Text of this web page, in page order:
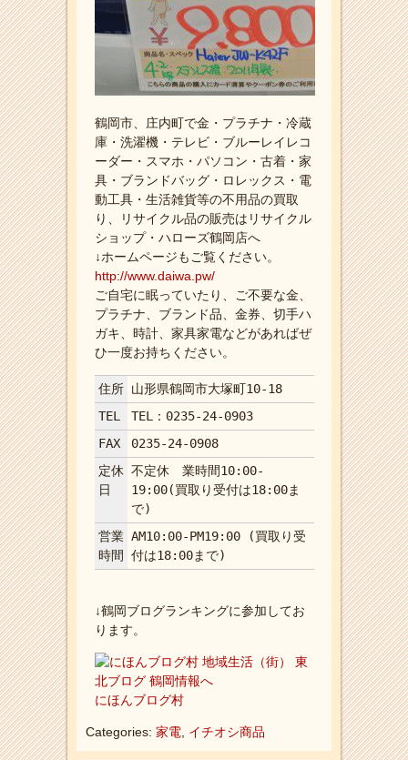
鶴岡市、庄内町で金・プラチナ・冷蔵
庫・洗濯機・テレビ・ブルーレイレコ
ーダー・スマホ・パソコン・古着・家
具・ブランドバッグ・ロレックス・電
動工具・生活雑貨等の不用品の買取
り、リサイクル品の販売はリサイクル
ショップ・ハローズ鶴岡店へ
↓ホームページもご覧ください。
http://www.daiwa.pw/
ご自宅に眠っていたり、ご不要な金、
プラチナ、ブランド品、金券、切手ハ
ガキ、時計、家具家電などがあればぜ
ひ一度お持ちください。
住所 山形県鶴岡市大塚町10-18
TEL
TEL：0235-24-0903
FAX
0235-24-0908
定休
日
不定休 業時間10:00-
19:00(買取り受付は18:00ま
で)
営業
時間
AM10:00-PM19:00 (買取り受
付は18:00まで)
↓鶴岡ブログランキングに参加してお
ります。
にほんブログ村
Categories: 家電 イチオシ商品